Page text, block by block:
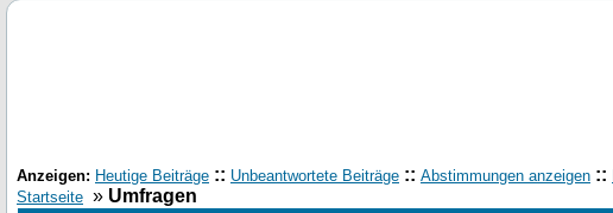
Anzeigen: Heutige Beiträge :: Unbeantwortete Beiträge :: Abstimmungen anzeigen ::
Startseite » Umfragen